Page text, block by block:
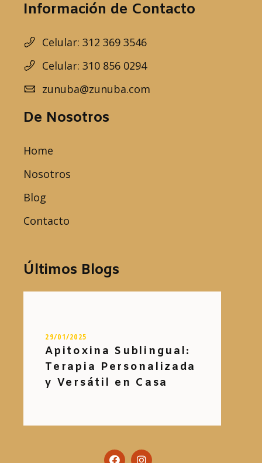
Información de Contacto
Celular: 312 369 3546
Celular: 310 856 0294
zunuba@zunuba.com
De Nosotros
Home
Nosotros
Blog
Contacto
Últimos Blogs
29/01/2025
Apitoxina Sublingual:
Terapia Personalizada
y Versátil en Casa